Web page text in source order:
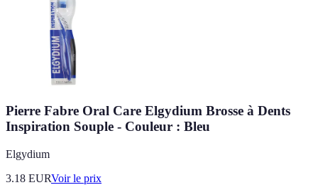
Pierre Fabre Oral Care Elgydium Brosse à Dents
Inspiration Souple - Couleur : Bleu
Elgydium
3.18 EURVoir le prix